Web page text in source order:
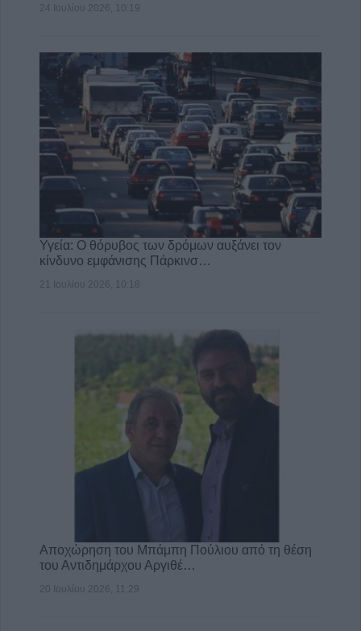
24 Ιουλίου 2026, 10:19
Υγεία: Ο θόρυβος των δρόμων αυξάνει τον
κίνδυνο εμφάνισης Πάρκινσ…
21 Ιουλίου 2026, 10:18
Αποχώρηση του Μπάμπη Πούλιου από τη θέση
του Αντιδημάρχου Αργιθέ…
20 Ιουλίου 2026, 11:29